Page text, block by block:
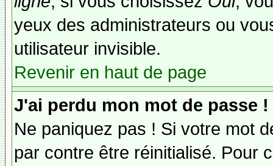
yeux des administrateurs ou
utilisateur invisible.
Revenir en haut de page
J'ai perdu mon mot de passe !
Ne paniquez pas ! Si votre mot
par contre être réinitialisé. Pour